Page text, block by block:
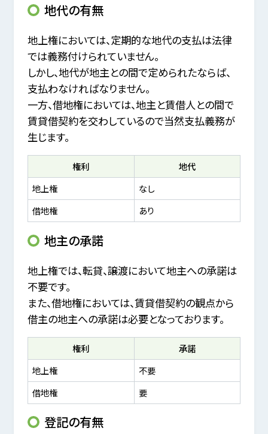
地代の有無
地上権においては、定期的な地代の支払は法律
では義務付けられていません。
しかし、地代が地主との間で定められたならば、
支払わなければなりません。
一方、借地権においては、地主と賃借人との間で
賃貸借契約を交わしているので当然支払義務が
生じます。
権利
地代
地上権
なし
借地権
あり
地主の承諾
地上権では、転貸、譲渡において地主への承諾は
不要です。
また、借地権においては、賃貸借契約の観点から
借主の地主への承諾は必要となっております。
権利
承諾
地上権
不要
借地権
要
登記の有無